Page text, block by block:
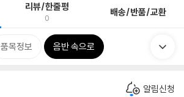
리뷰/한줄평
0 배송/반품/교환
품목정보 음반 속으로
알림신청